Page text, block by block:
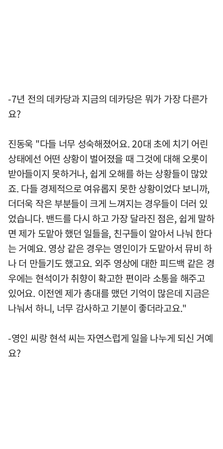
-7년 전의 데카당과 지금의 데카당은 뭐가 가장 다른가
요?
진동욱 "다들 너무 성숙해졌어요. 20대 초에 치기 어린
상태에선 어떤 상황이 벌어졌을 때 그것에 대해 오롯이
받아들이지 못하거나, 쉽게 오해를 하는 상황들이 많았
죠. 다들 경제적으로 여유롭지 못한 상황이었다 보니까,
더더욱 작은 부분들이 크게 느껴지는 경우들이 더러 있
었습니다. 밴드를 다시 하고 가장 달라진 점은, 쉽게 말하
면 제가 도맡아 했던 일들을, 친구들이 알아서 나눠 한다
는 거예요. 영상 같은 경우는 영인이가 도맡아서 뮤비 하
나 더 만들기도 했고요. 외주 영상에 대한 피드백 같은 경
우에는 현석이가 취향이 확고한 편이라 소통을 해주고
있어요. 이전엔 제가 총대를 맸던 기억이 많은데 지금은
나눠서 하니, 너무 감사하고 기분이 좋더라고요."
-영인 씨랑 현석 씨는 자연스럽게 일을 나누게 되신 거예
요?